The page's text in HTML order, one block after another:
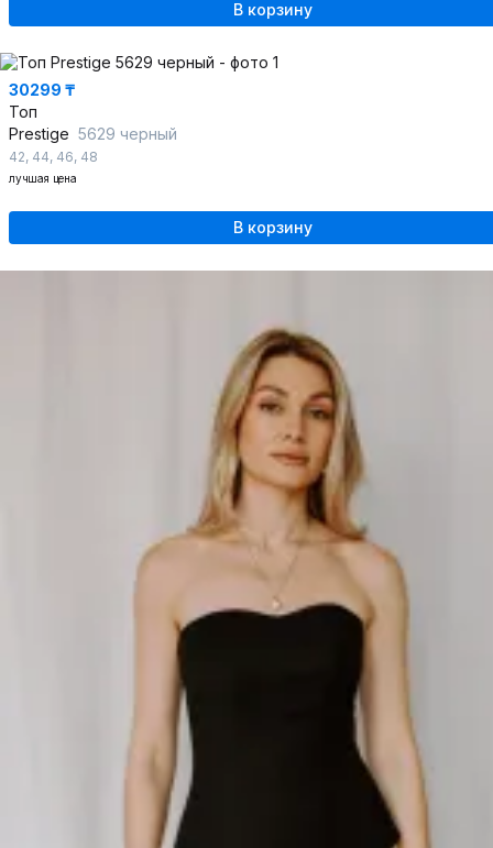
В корзину
30299 ₸
Топ
Prestige 5629 черный
42, 44, 46, 48
лучшая цена
В корзину